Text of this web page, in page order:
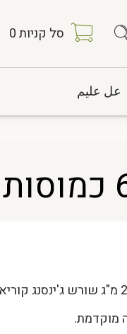
סל קניות0
عل عليم
מוקדמת.